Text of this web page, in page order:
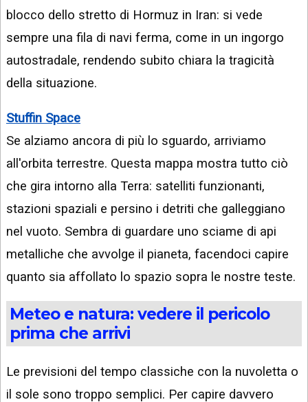
blocco dello stretto di Hormuz in Iran: si vede
sempre una fila di navi ferma, come in un ingorgo
autostradale, rendendo subito chiara la tragicità
della situazione.
Stuffin Space
Se alziamo ancora di più lo sguardo, arriviamo
all'orbita terrestre. Questa mappa mostra tutto ciò
che gira intorno alla Terra: satelliti funzionanti,
stazioni spaziali e persino i detriti che galleggiano
nel vuoto. Sembra di guardare uno sciame di api
metalliche che avvolge il pianeta, facendoci capire
quanto sia affollato lo spazio sopra le nostre teste.
Meteo e natura: vedere il pericolo
prima che arrivi
Le previsioni del tempo classiche con la nuvoletta o
il sole sono troppo semplici. Per capire davvero